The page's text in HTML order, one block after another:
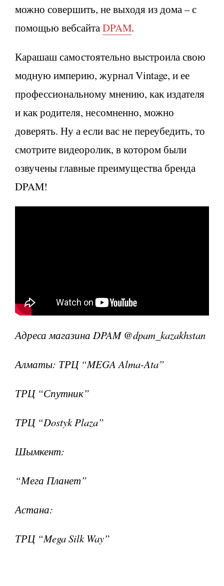
можно совершить, не выходя из дома – с
помощью вебсайтаDPAM.
Карашаш самостоятельно выстроила свою
модную империю, журнал Vintage, и ее
профессиональному мнению, как издателя
и как родителя, несомненно, можно
доверять. Ну а если вас не переубедить, то
смотрите видеоролик, в котором были
озвучены главные преимущества бренда
DPAM!
Адреса магазина DPAM @dpam_kazakhstan
Алматы: ТРЦ “MEGA Alma-Ata”
ТРЦ “Спутник”
ТРЦ “Dostyk Plaza”
Шымкент:
“Мега Планет”
Астана:
ТРЦ “Mega Silk Way”